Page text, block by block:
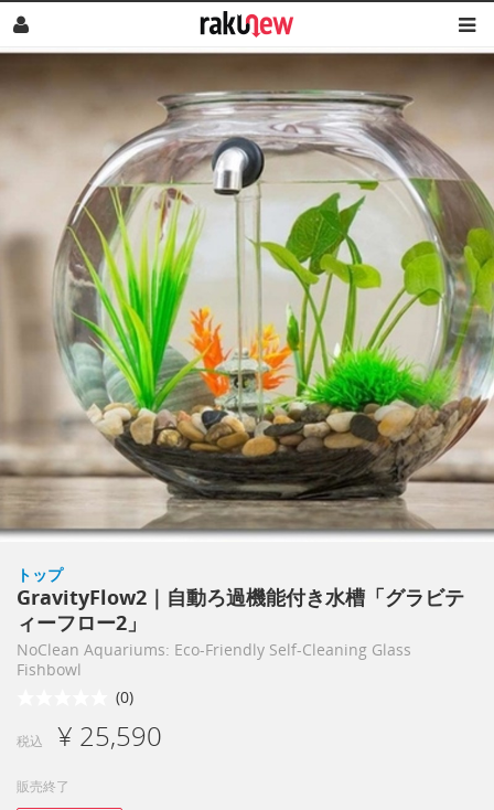
トップ
GravityFlow2｜自動ろ過機能付き水槽「グラビテ
ィーフロー2」
NoClean Aquariums: Eco-Friendly Self-Cleaning Glass
Fishbowl
(0)
税込 ¥ 25,590
販売終了